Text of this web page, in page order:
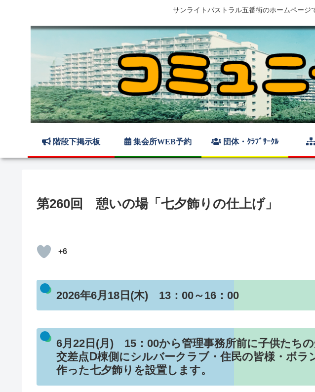
サンライトパストラル五番街のホームページ
階段下掲示板 集会所WEB予約 団体・ｸﾗﾌﾞｻｰｸﾙ
第260回 憩いの場「七夕飾りの仕上げ」
+6
2026年6月18日(木) 13：00～16：00
6月22日(月) 15：00から管理事務所前に子供たちの
交差点Ⅾ棟側にシルバークラブ・住民の皆様・ボラ
作った七夕飾りを設置します。